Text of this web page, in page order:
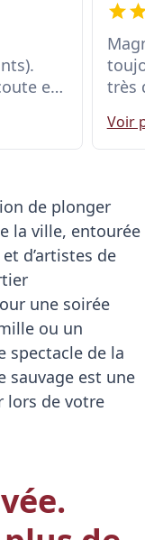
et
à la
pas le
très
Voir
de plonger
la ville, entourée
d’artistes de
une soirée
ou un
spectacle de la
sauvage est une
lors de votre